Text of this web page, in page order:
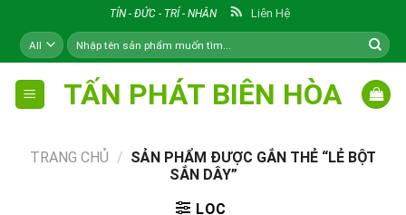
content
TÍN - ĐỨC - TRÍ - NHÂN Liên Hệ
Tìm
kiếm:
TẤN PHÁT BIÊN HÒA
TRANG CHỦ / SẢN PHẨM ĐƯỢC GẮN THẺ “LẺ BỘT
SẮN DÂY”
LỌC